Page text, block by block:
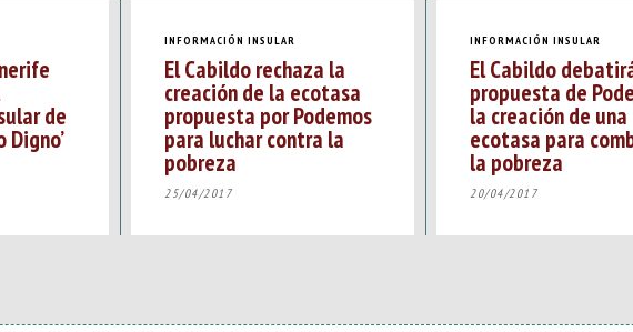
de
Digno’
INFORMACIÓN INSULAR
El Cabildo rechaza la
creación de la ecotasa
propuesta por Podemos
para luchar contra la
pobreza
25/04/2017
INFORMACIÓN INSULAR
El Cabildo
propuesta de
la creación de una
ecotasa para
la pobreza
20/04/2017